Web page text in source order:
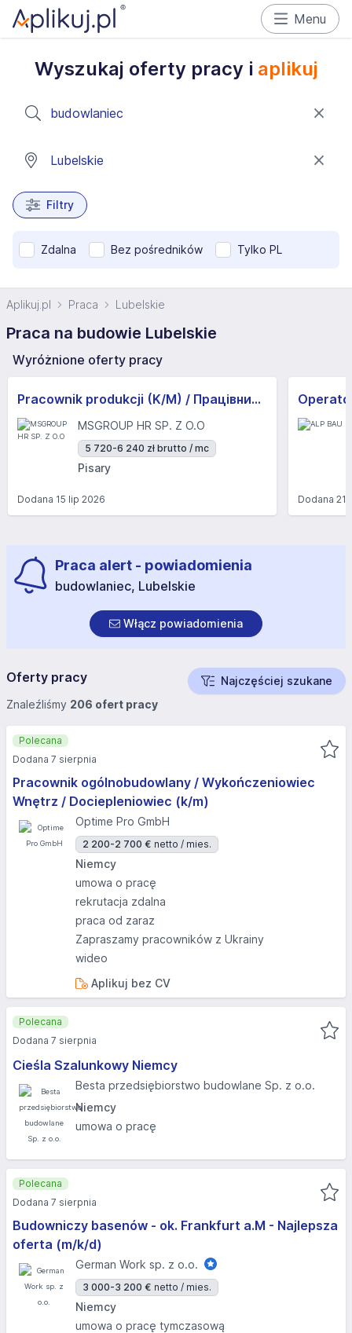
Menu
Wyszukaj oferty pracy i aplikuj
Filtry
Zdalna Bez pośredników Tylko PL
Aplikuj.pl Praca Lubelskie
Praca na budowie Lubelskie
Wyróżnione oferty pracy
Pracownik produkcji (K/M) / Працівники продукції Huber-Suhner (K/M)
MSGROUP HR SP. Z O.O
5 720-6 240 zł brutto / mc
Pisary
Dodana 15 lip 2026 Dodana21
Praca alert - powiadomienia
budowlaniec, Lubelskie
Włącz powiadomienia
Oferty pracy
Najczęściej szukane
Znaleźliśmy 206 ofert pracy
Pracownik ogólnobudowlany / Wykończeniowiec
Wnętrz / Dociepleniowiec (k/m)
Optime Pro GmbH
2 200-2 700 € netto / mies.
Niemcy
umowa o pracę
rekrutacja zdalna
praca od zaraz
Zapraszamy pracowników z Ukrainy
wideo
Aplikuj bez CV
Polecana
Dodana 7 sierpnia
Cieśla Szalunkowy Niemcy
Besta przedsiębiorstwo budowlane Sp. z o.o.
Niemcy
umowa o pracę
Polecana
Dodana 7 sierpnia
Budowniczy basenów - ok. Frankfurt a.M - Najlepsza
oferta (m/k/d)
German Work sp. z o.o.
3 000-3 200 € netto / mies.
Niemcy
umowa o pracę tymczasową
Polecana
Dodana 7 sierpnia